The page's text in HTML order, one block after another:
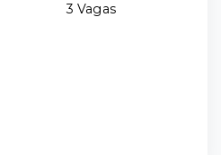
3 Vagas